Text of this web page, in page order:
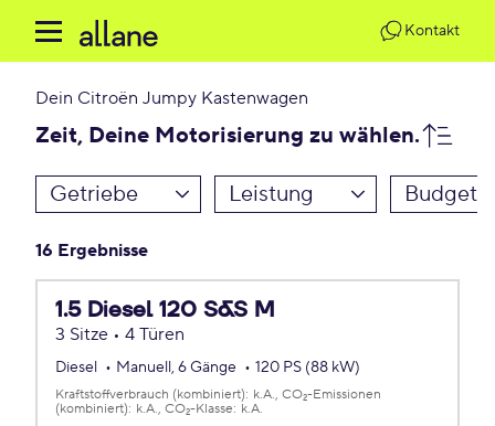
Kontakt
Dein Citroën Jumpy Kastenwagen
Zeit, Deine Motorisierung zu wählen.
Getriebe Leistung Budget
16 Ergebnisse
1.5 Diesel 120 S&S M
3 Sitze • 4 Türen
Diesel Manuell, 6 Gänge 120 PS (88 kW)
Kraftstoffverbrauch (kombiniert): k.A. CO2-Emissionen
(kombiniert): k.A. CO2-Klasse: k.A.